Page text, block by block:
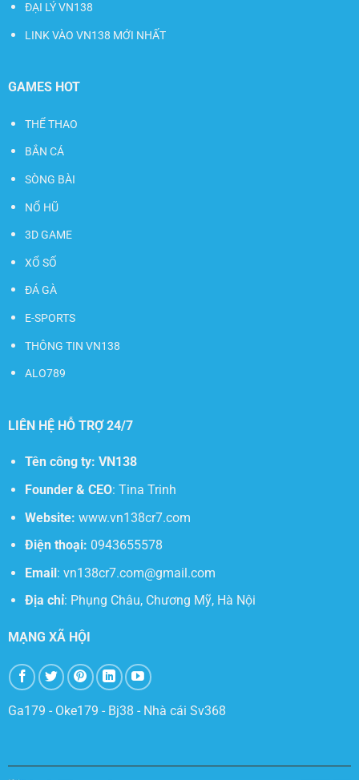
ĐẠI LÝ VN138
LINK VÀO VN138 MỚI NHẤT
GAMES HOT
THỂ THAO
BẮN CÁ
SÒNG BÀI
NỔ HŨ
3D GAME
XỔ SỐ
ĐÁ GÀ
E-SPORTS
THÔNG TIN VN138
ALO789
LIÊN HỆ HỖ TRỢ 24/7
Tên công ty: VN138
Founder & CEO: Tina Trinh
Website: www.vn138cr7.com
Điện thoại: 0943655578
Email: vn138cr7.com@gmail.com
Địa chỉ: Phụng Châu, Chương Mỹ, Hà Nội
MẠNG XÃ HỘI
Ga179 - Oke179 - Bj38 - Nhà cái Sv368